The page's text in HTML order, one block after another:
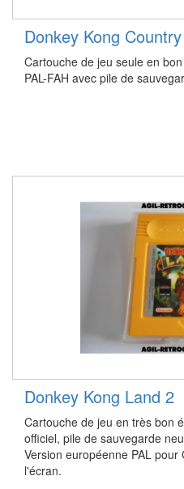
Donkey Kong
Cartouche de jeu seule en
PAL-FAH avec pile de
Donkey Kong Land 2
Cartouche de jeu en très bon
officiel, pile de sauvegarde
Version européenne PAL
l'écran.